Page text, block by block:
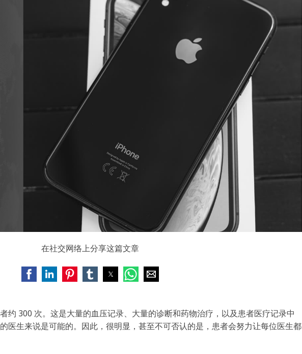
在社交网络上分享这篇文章
约 300 次。这是大量的血压记录、大量的诊断和药物治疗，以及患者医疗记录中
医生来说是可能的。因此，很明显，甚至不可否认的是，患者会努力让每位医生都